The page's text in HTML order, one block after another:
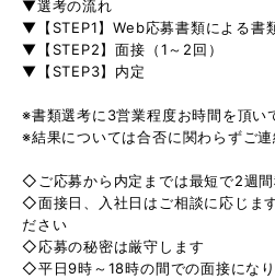
▼選考の流れ
▼【STEP1】Web応募書類による書
▼【STEP2】面接（1～2回）
▼【STEP3】内定
※書類選考に3営業程度お時間を頂い
※結果については合否に関わらずご
◇ご応募から内定までは最短で2週
◇面接日、入社日はご相談に応じま
ださい
◇応募の秘密は厳守します
◇平日9時～18時の間での面接にな